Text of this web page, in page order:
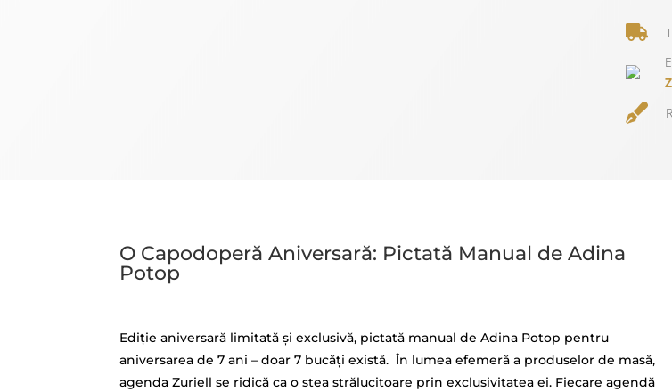
O Capodoperă Aniversară: Pictată Manual de Adina
Potop
Ediție aniversară limitată și exclusivă, pictată manual de Adina Potop pentru
aniversarea de 7 ani – doar 7 bucăți există. În lumea efemeră a produselor de masă,
agenda Zuriell se ridică ca o stea strălucitoare prin exclusivitatea ei. Fiecare agendă